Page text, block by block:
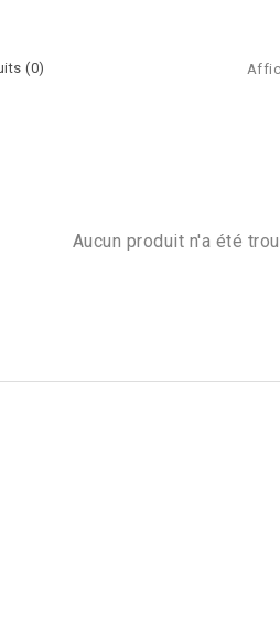
(0)
Aucun produit n'a été